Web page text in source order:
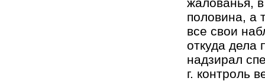
половина, а
все свои
откуда дела
надзирал
г. контроль